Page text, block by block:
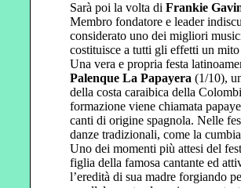
Sarà poi la volta di Frankie
Membro fondatore e leader
considerato uno dei migliori
costituisce a tutti gli effetti un
Una vera e propria festa
Palenque La Papayera (1/10),
della costa caraibica della
formazione viene chiamata
canti di origine spagnola. Nelle
danze tradizionali, come la
Uno dei momenti più attesi del
figlia della famosa cantante ed
l’eredità di sua madre forgiando